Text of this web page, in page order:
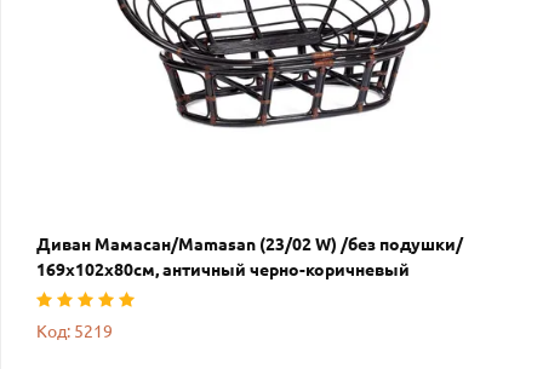
Диван Мамасан/Mamasan (23/02 W) /без подушки/
169х102х80см, античный черно-коричневый
Код: 5219